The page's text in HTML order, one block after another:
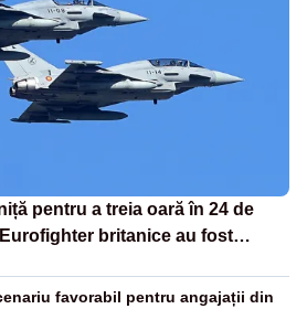
pentru a treia oară în 24 de
britanice au fost
favorabil pentru angajații din